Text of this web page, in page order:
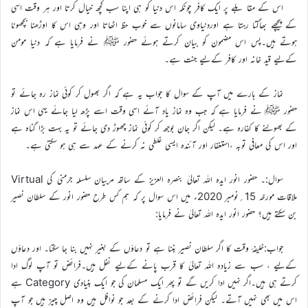
اس کے مقا بلے پر ایک کافر چونکہ اس دنیا کو ہی اپنا سب کچھ خیال کرتا اور ہر وقت اسی
کے پیچھے بھاگتا رہتا ہے اوردنیاوی سامانوں سے خوب حظ اٹھاتا اور وہی اس کا اوڑھنا بچھونا
ہوتے ہیں۔پس اس مضمون کو بیان کرتے ہوئے حضور ﷺ نے فرمایا ہے کہ دنیا مومن
کےلیے قید خانہ اور کافر کےلیے جنت ہے۔
نماز کے بارے میں آپ کے سوال کا جواب یہ ہے کہ اگر بھول کر کوئی نماز رہ جائے تو
حضور ﷺ نے فرمایا ہے کہ جب وہ نماز یاد آئے اسی وقت اسے پڑھ لیا جائے یہی اس نماز
کے بھولنے کا کفارہ ہے۔ لیکن اگر جان بوجھ کر کوئی نماز چھوڑ دی جائے تو یہ بہت بڑا گناہ ہے
اور اس کی معافی توبہ ،استغفار اور آئندہ ایسی غلطی نہ کرنے کے عہد سے ہی ہو سکتی ہے۔
سوال:۔ حضور انور ایدہ اللہ تعالیٰ بنصرہ العزیز کے ساتھ مربیان سلسلہ جرمنی کی Virtual
ملاقات مورخہ 15؍نومبر 2020ء میں اس سوال پر کہ ہم کس طرح حضور انور کے سلطان نصیر
بن سکتے ہیں؟ حضور انور ایدہ اللہ تعالیٰ نے فرمایا:
جواب:خلیفۂ وقت کا اگر سلطان نصیر بننا ہے تو دعاؤں کے بغیر نہیں بنا جا سکتا۔ اور دعاؤں
کےلیے ، سب سے زیادہ اللہ تعالیٰ کا قرب پانے کےلیے نفل ہیں۔فرائض تو آپ لوگ ادا
کرتے ہی ہیں۔اگر نہیں ادا کریں گے تو پھر ایک مسلمان کی جو ایک بنیادی Category ہے
اس میں بھی نہیں آتے۔ لیکن فرائض ادا کرنے کے بعد جو نوافل ہیں وہ اصل چیز ہیں جو آپ